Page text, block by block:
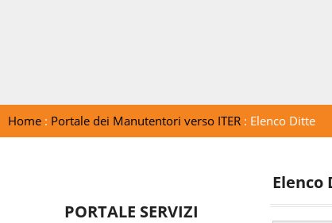
Home: Portale dei Manutentori verso ITER: Elenco Ditte
PORTALE SERVIZI
Elenco